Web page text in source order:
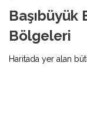
Bölgeleri
Haritada yer alan